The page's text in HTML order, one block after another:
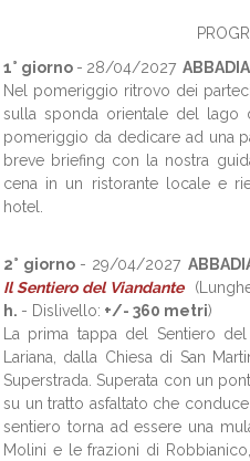
1° giorno - 28/04/2027
Nel pomeriggio ritrovo dei
sulla sponda orientale del
pomeriggio da dedicare ad una
breve briefing con la nostra
cena in un ristorante locale e
hotel.
2° giorno- 29/04/2027
Il Sentiero del Viandante
h. - Dislivello: +/- 360 metri)
La prima tappa del Sentiero
Lariana, dalla Chiesa di San
Superstrada. Superata con un
su un tratto asfaltato che
sentiero torna ad essere una
Molini e le frazioni di